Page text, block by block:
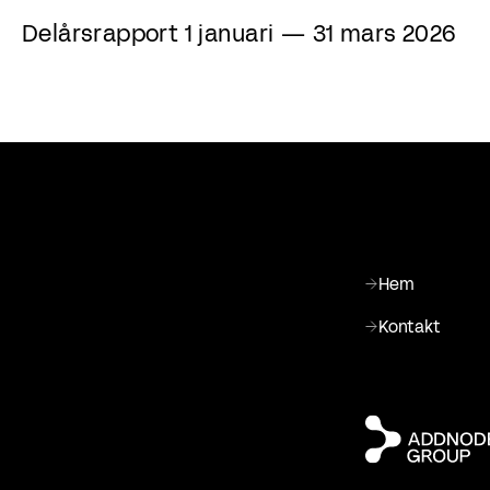
Delårsrapport 1 januari — 31 mars 2026
Hem
Kontakt